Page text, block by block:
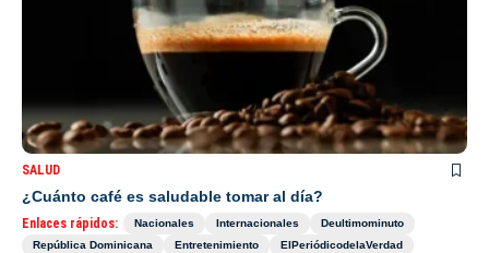
SALUD
¿Cuánto café es saludable tomar al día?
Enlaces rápidos: Nacionales Internacionales
Deultimominuto
República Dominicana
Entretenimiento
ElPeriódicodelaVerdad